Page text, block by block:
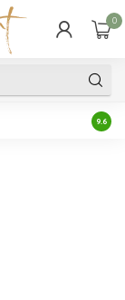
0
9.6